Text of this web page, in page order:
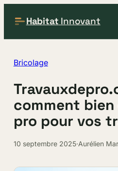
Habitat Innovant
Bricolage
comment
pro pour vos
10 septembre 2025·Aurélien